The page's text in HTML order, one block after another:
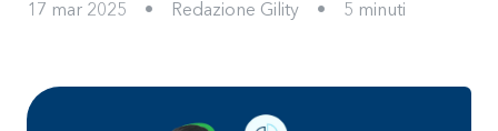
17 mar 2025 • Redazione Gility • 5 minuti